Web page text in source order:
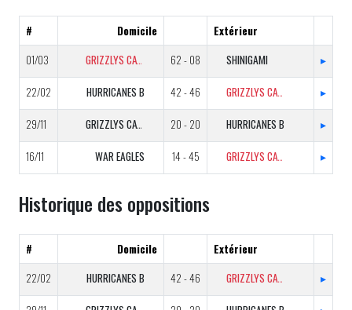
# Domicile
Extérieur
01/03
GRIZZLYS CATALANS B 62 - 08 SHINIGAMI ▸
22/02 HURRICANES B 42 - 46 GRIZZLYS CATALANS B ▸
29/11 GRIZZLYS CATALANS B 20 - 20 HURRICANES B ▸
16/11 WAR EAGLES 14 - 45 GRIZZLYS CATALANS B ▸
Historique des oppositions
# Domicile
Extérieur
22/02
HURRICANES B 42 - 46 GRIZZLYS CATALANS B ▸